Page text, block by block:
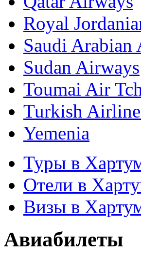
Royal
Saudi Arabian
Sudan Airways
Toumai Air
Turkish
Yemenia
Туры в
Отели в
Визы в
Авиабилеты